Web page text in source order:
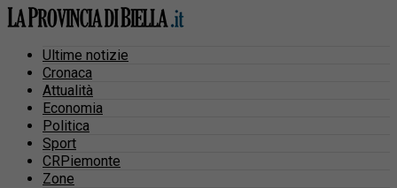
Ultime notizie
Cronaca
Attualità
Economia
Politica
Sport
CRPiemonte
Zone